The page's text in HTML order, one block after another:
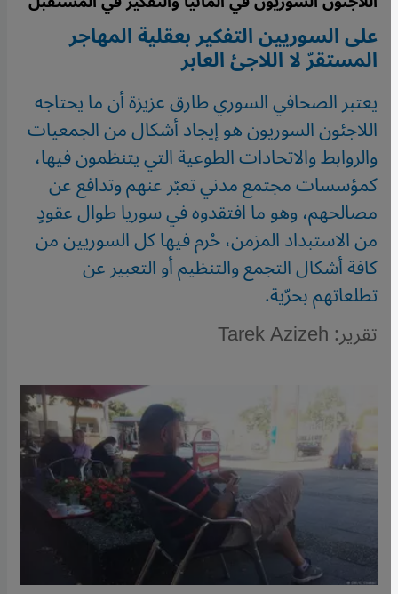
على السوريين التفكير بعقلية المهاجر
المستقرّ لا اللاجئ العابر
يعتبر الصحافي السوري طارق عزيزة أن ما يحتاجه
اللاجئون السوريون هو إيجاد أشكال من الجمعيات
والروابط والاتحادات الطوعية التي يتنظمون فيها،
كمؤسسات مجتمع مدني تعبّر عنهم وتدافع عن
مصالحهم، وهو ما افتقدوه في سوريا طوال عقودٍ
من الاستبداد المزمن، حُرم فيها كل السوريين من
كافة أشكال التجمع والتنظيم أو التعبير عن
تطلعاتهم بحرّية.
تقرير: Tarek Azizeh